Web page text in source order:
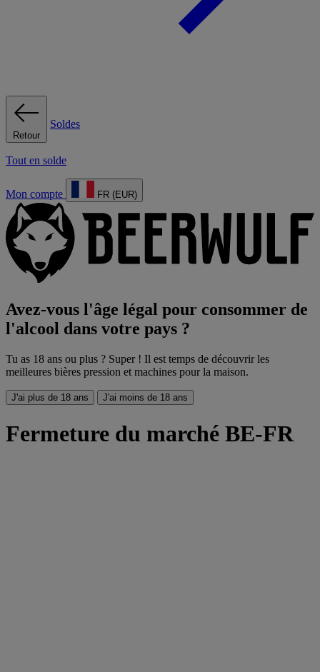
Retour
Soldes
Tout en solde
Mon compte FR (EUR)
Avez-vous l'âge légal pour consommer de
l'alcool dans votre pays ?
Tu as 18 ans ou plus ? Super ! Il est temps de découvrir les
meilleures bières pression et machines pour la maison.
J'ai plus de 18 ans J'ai moins de 18 ans
Fermeture du marché BE-FR